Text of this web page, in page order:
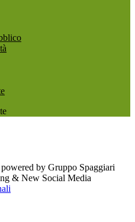
by Gruppo Spaggiari
& New Social Media